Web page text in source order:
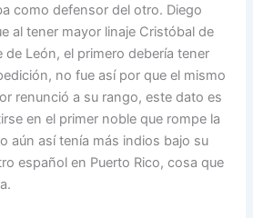
como defensor del otro. Diego
al tener mayor linaje Cristóbal de
de León, el primero debería tener
no fue así por que el mismo
renunció a su rango, este dato es
en el primer noble que rompe la
aún así tenía más indios bajo su
español en Puerto Rico, cosa que